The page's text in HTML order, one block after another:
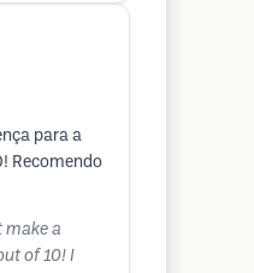
para a
Recomendo
make a
of 10! I